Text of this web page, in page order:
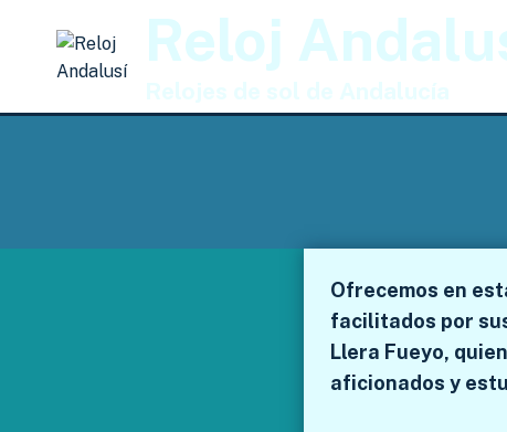
contenido
Reloj
Ofrecemos en
facilitados por
Llera Fueyo,
aficionados y